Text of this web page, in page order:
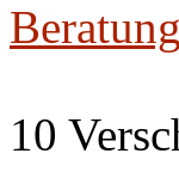
10